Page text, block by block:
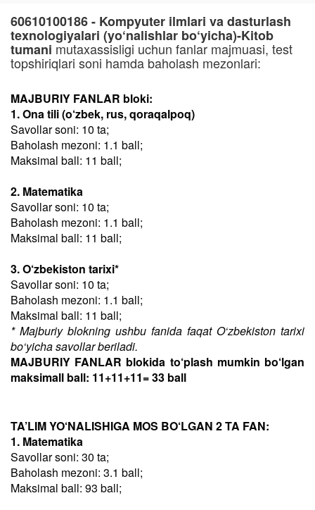
60610100186 - Kompyuter ilmlari va dasturlash
texnologiyalari (yo‘nalishlar bo‘yicha)-Kitob
tumani mutaxassisligi uchun fanlar majmuasi, test
topshiriqlari soni hamda baholash mezonlari:
MAJBURIY FANLAR bloki:
1. Ona tili (o‘zbek, rus, qoraqalpoq)
Savollar soni: 10 ta;
Baholash mezoni: 1.1 ball;
Maksimal ball: 11 ball;
2. Matematika
Savollar soni: 10 ta;
Baholash mezoni: 1.1 ball;
Maksimal ball: 11 ball;
3. O‘zbekiston tarixi*
Savollar soni: 10 ta;
Baholash mezoni: 1.1 ball;
Maksimal ball: 11 ball;
* Majburiy blokning ushbu fanida faqat O‘zbekiston tarixi
bo‘yicha savollar beriladi.
MAJBURIY FANLAR blokida to‘plash mumkin bo‘lgan
maksimall ball: 11+11+11= 33 ball
TA’LIM YO‘NALISHIGA MOS BO‘LGAN 2 TA FAN:
1. Matematika
Savollar soni: 30 ta;
Baholash mezoni: 3.1 ball;
Maksimal ball: 93 ball;